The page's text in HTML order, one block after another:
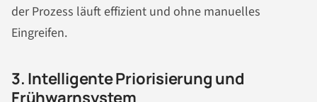
der Prozess läuft effizient und ohne manuelles
Eingreifen.
3. Intelligente Priorisierung und
Frühwarnsystem